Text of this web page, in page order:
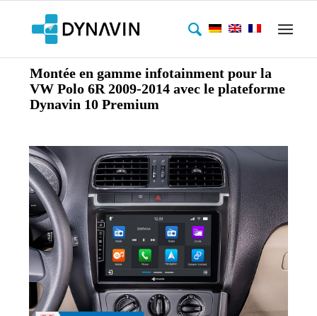
Montée en gamme infotainment pour la
VW Polo 6R 2009-2014 avec le plateforme
Dynavin 10 Premium